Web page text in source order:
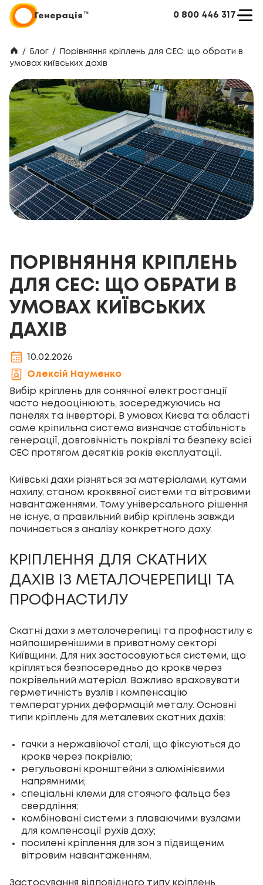
0 800 446 317
/ Блог /
Порівняння кріплень для СЕС: що обрати в
умовах київських дахів
ПОРІВНЯННЯ КРІПЛЕНЬ
ДЛЯ СЕС: ЩО ОБРАТИ В
УМОВАХ КИЇВСЬКИХ
ДАХІВ
10.02.2026
Олексій Науменко
Вибір кріплень для сонячної електростанції
часто недооцінюють, зосереджуючись на
панелях та інверторі. В умовах Києва та області
саме кріпильна система визначає стабільність
генерації, довговічність покрівлі та безпеку всієї
СЕС протягом десятків років експлуатації.
Київські дахи різняться за матеріалами, кутами
нахилу, станом кроквяної системи та вітровими
навантаженнями. Тому універсального рішення
не існує, а правильний вибір кріплень завжди
починається з аналізу конкретного даху.
КРІПЛЕННЯ ДЛЯ СКАТНИХ
ДАХІВ ІЗ МЕТАЛОЧЕРЕПИЦІ ТА
ПРОФНАСТИЛУ
Скатні дахи з металочерепиці та профнастилу є
найпоширенішими в приватному секторі
Київщини. Для них застосовуються системи, що
кріпляться безпосередньо до крокв через
покрівельний матеріал. Важливо враховувати
герметичність вузлів і компенсацію
температурних деформацій металу. Основні
типи кріплень для металевих скатних дахів:
гачки з нержавіючої сталі, що фіксуються до
крокв через покрівлю;
регульовані кронштейни з алюмінієвими
напрямними;
спеціальні клеми для стоячого фальца без
свердління;
комбіновані системи з плаваючими вузлами
для компенсації рухів даху;
посилені кріплення для зон з підвищеним
вітровим навантаженням.
Застосування відповідного типу кріплень